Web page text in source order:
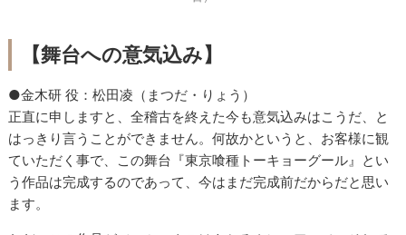
【舞台への意気込み】
●金木研 役：松田凌（まつだ・りょう）
正直に申しますと、全稽古を終えた今も意気込みはこうだ、と
はっきり言うことができません。何故かというと、お客様に観
ていただく事で、この舞台『東京喰種トーキョーグール』とい
う作品は完成するのであって、今はまだ完成前だからだと思い
ます。